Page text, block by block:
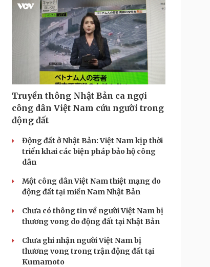
Truyền thông Nhật Bản ca ngợi
công dân Việt Nam cứu người trong
động đất
Động đất ở Nhật Bản: Việt Nam kịp thời
triển khai các biện pháp bảo hộ công
dân
Một công dân Việt Nam thiệt mạng do
động đất tại miền Nam Nhật Bản
Chưa có thông tin về người Việt Nam bị
thương vong do động đất tại Nhật Bản
Chưa ghi nhận người Việt Nam bị
thương vong trong trận động đất tại
Kumamoto